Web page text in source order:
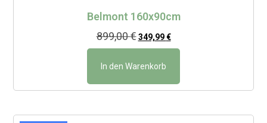
Belmont 160x90cm
899,00€ 349,99€
In den Warenkorb